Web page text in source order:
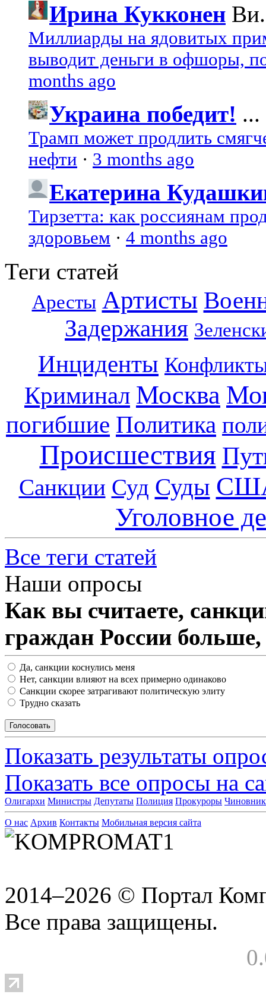
Ирина Кукконен
Миллиарды на ядовитых
выводит деньги в офшоры,
months ago
Украина победит! ...
Трамп может продлить
нефти · 3 months ago
Екатерина
Тирзетта: как россиянам
здоровьем · 4 months ago
Теги статей
Аресты Артисты
Задержания
Инциденты
Криминал Москва
погибшие Политика
Происшествия
Санкции Суд Суды
Уголовное
Все теги статей
Наши опросы
Как вы считаете,
граждан России
Да, санкции коснулись меня
Нет, санкции влияют на всех примерно одинаково
Санкции скорее затрагивают политическую элиту
Трудно сказать
Показать результаты
Показать все опросы на
Олигархи Министры Депутаты Полиция Прокуроры
О нас Архив Контакты Мобильная версия сайта
2014–2026 © Портал
Все права защищены.